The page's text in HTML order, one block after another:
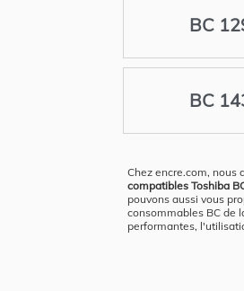
BC
BC
Chez encre.com, nous
compatibles Toshiba
pouvons aussi vous
consommables BC de
performantes,